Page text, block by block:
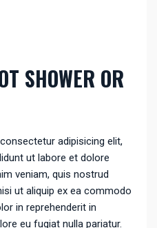
SHOWER OR
adipisicing elit,
ut labore et dolore
veniam, quis nostrud
ut aliquip ex ea commodo
in reprehenderit in
eu fugiat nulla pariatur.